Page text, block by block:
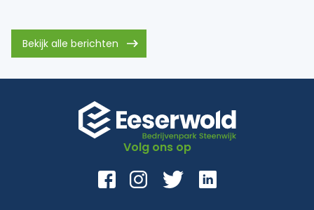
Bekijk alle berichten
Volg ons op